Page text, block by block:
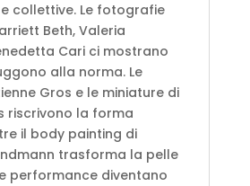
collettive. Le fotografie
Beth, Valeria
Cari ci mostrano
alla norma. Le
Gros e le miniature di
riscrivono la forma
il body painting di
trasforma la pelle
performance diventano